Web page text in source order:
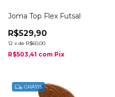
Joma Top Flex Futsal
R$529,90
12 x de R$60,00
R$503,41 com Pix
GRÁTIS